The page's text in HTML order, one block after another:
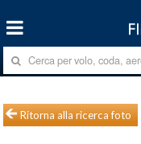
Ritorna alla ricerca foto